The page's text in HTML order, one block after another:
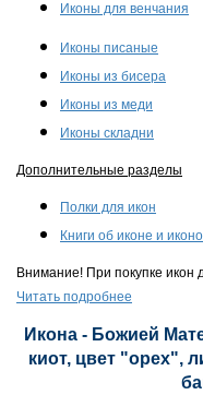
Иконы для венчания
Иконы писаные
Иконы из бисера
Иконы из меди
Иконы складни
Дополнительные разделы
Полки для икон
Книги об иконе и
Внимание! При покупке икон
Читать подробнее
Икона - Божией
киот, цвет "орех",